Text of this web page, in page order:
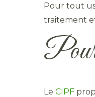
Pour tout
traitement
Le CIPF